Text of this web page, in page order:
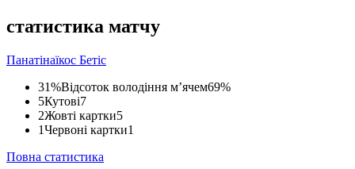
статистика матчу
Панатінаїкос Бетіс
31%Відсоток володіння м’ячем69%
5Кутові7
2Жовті картки5
1Червоні картки1
Повна статистика